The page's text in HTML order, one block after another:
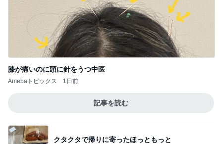
膝が痛いのに頭に針をうつ中医
Amebaトピックス 1日前
記事を読む
クタクタで帰りに寄ったほっともっと